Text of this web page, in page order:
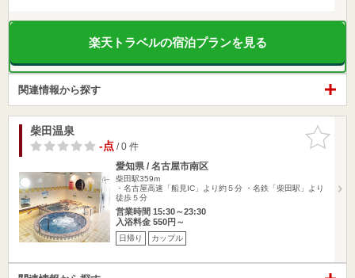
楽天トラベルの宿泊プランを見る
関連情報から探す
お気に入
りに追加
柴田温泉
-点/ 0 件
愛知県 / 名古屋市南区
柴田駅359m
・名古屋高速「船見IC」より約５分 ・名鉄「柴田駅」より
徒歩５分
営業時間 15:30～23:30
入浴料金 550円～
日帰り カップル